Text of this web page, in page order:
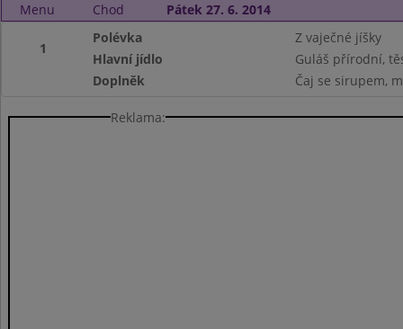
Menu
Chod Pátek 27. 6. 2014
1
Polévka
Z vaječné jíšky
Hlavní jídlo
Guláš přírodní,
Doplněk
Čaj se sirupem,
Reklama: